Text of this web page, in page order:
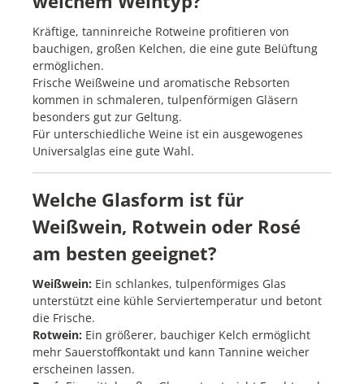
Kräftige, tanninreiche Rotweine profitieren von
bauchigen, großen Kelchen, die eine gute Belüftung
ermöglichen.
Frische Weißweine und aromatische Rebsorten
kommen in schmaleren, tulpenförmigen Gläsern
besonders gut zur Geltung.
Für unterschiedliche Weine ist ein ausgewogenes
Universalglas eine gute Wahl.
Welche Glasform ist für
Weißwein, Rotwein oder Rosé
am besten geeignet?
Weißwein: Ein schlankes, tulpenförmiges Glas
unterstützt eine kühle Serviertemperatur und betont
die Frische.
Rotwein: Ein größerer, bauchiger Kelch ermöglicht
mehr Sauerstoffkontakt und kann Tannine weicher
erscheinen lassen.